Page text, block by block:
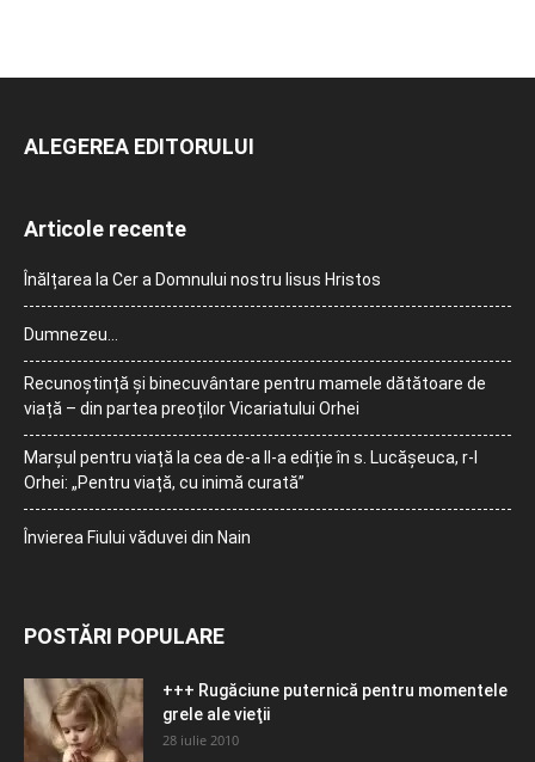
ALEGEREA EDITORULUI
Articole recente
Înălțarea la Cer a Domnului nostru Iisus Hristos
Dumnezeu…
Recunoștință și binecuvântare pentru mamele dătătoare de
viață – din partea preoților Vicariatului Orhei
Marșul pentru viață la cea de-a II-a ediție în s. Lucășeuca, r-l
Orhei: „Pentru viață, cu inimă curată”
Învierea Fiului văduvei din Nain
POSTĂRI POPULARE
+++ Rugăciune puternică pentru momentele
grele ale vieţii
28 iulie 2010